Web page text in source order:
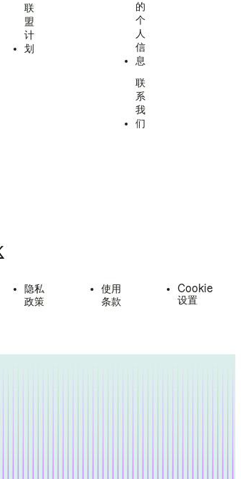
联
盟
计
划
的
个
人
信
息
联
系
我
们
隐私
政策
使用
条款
Cookie
设置